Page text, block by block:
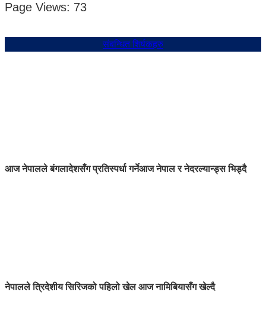
Page Views: 73
संबन्धित शिर्षकहरु
आज नेपालले बंगलादेशसँग प्रतिस्पर्धा गर्नेआज नेपाल र नेदरल्यान्ड्स भिड्दै
नेपालले त्रिदेशीय सिरिजको पहिलो खेल आज नामिबियासँग खेल्दै